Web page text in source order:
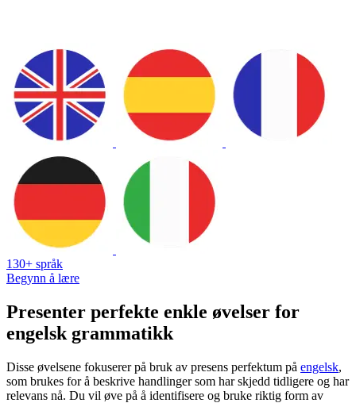
130+ språk
Begynn å lære
Presenter perfekte enkle øvelser for
engelsk grammatikk
Disse øvelsene fokuserer på bruk av presens perfektum på engelsk,
som brukes for å beskrive handlinger som har skjedd tidligere og har
relevans nå. Du vil øve på å identifisere og bruke riktig form av